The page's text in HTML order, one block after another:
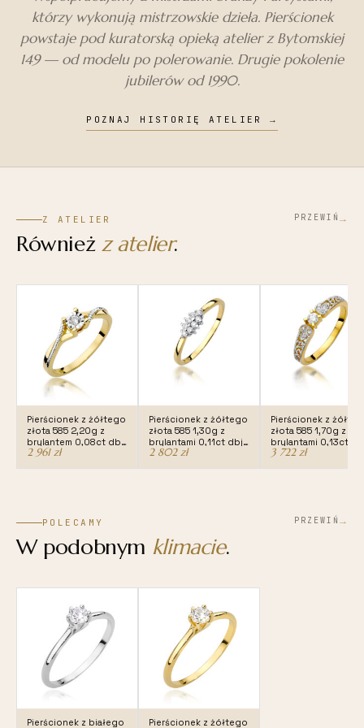
którzy wykonują mistrzowskie dzieła. Pierścionek
powstaje pod kuratorską opieką atelier z Bytomskiej
149 — od modelu po polerowanie. Drugie pokolenie
jubilerów od 1990.
POZNAJ HISTORIĘ ATELIER→
Z ATELIER
Również z atelier.
PRZEWIŃ →
Pierścionek z żółtego
złota 585 2,20g z
brylantem 0,08ct dbj-
361
2 961zł
Pierścionek z żółtego
złota 585 1,30g z
brylantami 0,11ct dbj-
427
2 802zł
Pierścionek z
złota 585 1,70g z
brylantami 0,13ct
411
3 722zł
POLECAMY
W podobnym klimacie.
PRZEWIŃ →
Pierścionek z białego
Pierścionek z żółtego